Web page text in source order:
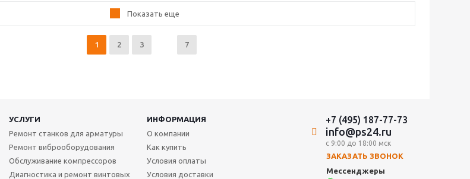
Показать еще
1 2 3 7
УСЛУГИ
ИНФОРМАЦИЯ
Ремонт станков для арматуры
Ремонт виброоборудования
Обслуживание компрессоров
Диагностика и ремонт винтовых
О компании
Как купить
Условия оплаты
Условия доставки
+7 (495) 187-77-73
info@ps24.ru
с 9:00 до 18:00 мск
ЗАКАЗАТЬ ЗВОНОК
Мессенджеры